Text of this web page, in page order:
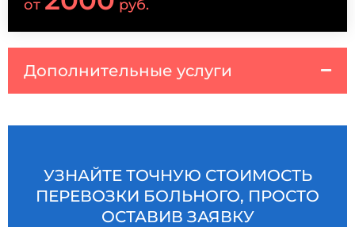
от руб.
Дополнительные услуги
УЗНАЙТЕ ТОЧНУЮ СТОИМОСТЬ
ПЕРЕВОЗКИ БОЛЬНОГО, ПРОСТО
ОСТАВИВ ЗАЯВКУ